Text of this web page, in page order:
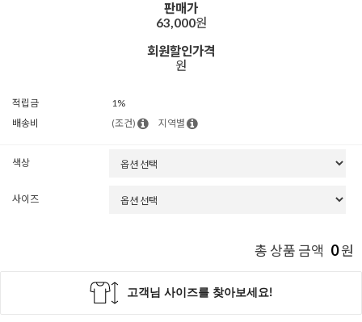
판매가
63,000원
회원할인가격
원
적립금
1%
배송비
(조건) 지역별
색상
사이즈
총 상품 금액 0원